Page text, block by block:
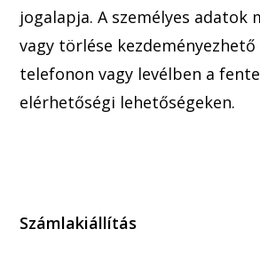
jogalapja. A személyes adatok
vagy törlése
telefonon vagy levélben a
elérhetőségi lehetőségeken.
Számlakiállítás